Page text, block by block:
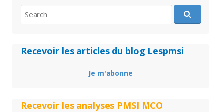
for:
Recevoir les articles du blog Lespmsi
Je m'abonne
Recevoir les analyses PMSI MCO